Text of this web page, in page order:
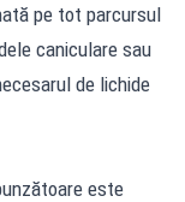
pe tot parcursul
caniculare sau
de lichide
este